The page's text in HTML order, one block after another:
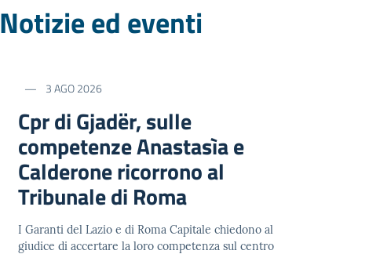
Notizie ed eventi
3 AGO 2026
Cpr di Gjadër, sulle
competenze Anastasìa e
Calderone ricorrono al
Tribunale di Roma
I Garanti del Lazio e di Roma Capitale chiedono al
giudice di accertare la loro competenza sul centro